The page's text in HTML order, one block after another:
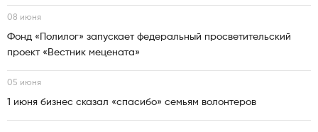
08 июня
Фонд «Полилог» запускает федеральный просветительский
проект «Вестник мецената»
05 июня
1 июня бизнес сказал «спасибо» семьям волонтеров